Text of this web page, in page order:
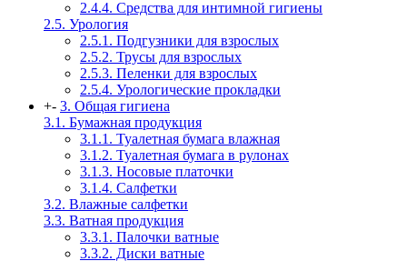
2.4.4. Средства для интимной гигиены
2.5. Урология
2.5.1. Подгузники для взрослых
2.5.2. Трусы для взрослых
2.5.3. Пеленки для взрослых
2.5.4. Урологические прокладки
+- 3. Общая гигиена
3.1. Бумажная продукция
3.1.1. Туалетная бумага влажная
3.1.2. Туалетная бумага в рулонах
3.1.3. Носовые платочки
3.1.4. Салфетки
3.2. Влажные салфетки
3.3. Ватная продукция
3.3.1. Палочки ватные
3.3.2. Диски ватные